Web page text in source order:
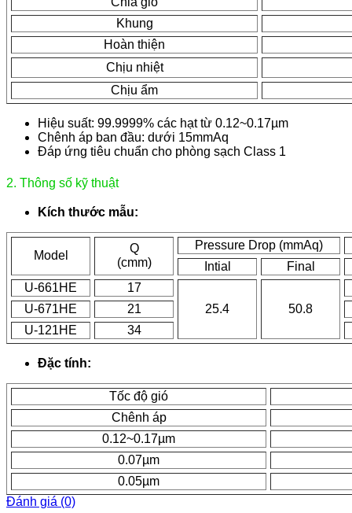
Khung
Hoàn thiện
Chịu nhiệt
Chịu ẩm
Hiệu suất: 99.9999% các hạt từ 0.12~0.17µm
Chênh áp ban đầu: dưới 15mmAq
Đáp ứng tiêu chuẩn cho phòng sạch Class 1
2. Thông số kỹ thuật
Kích thước mẫu:
Model
Q
(cmm)
Pressure Drop (mmAq)
Intial
Final
U-661HE
17
25.4
50.8
U-671HE
21
U-121HE
34
Đặc tính:
Tốc độ gió
Chênh áp
0.12~0.17µm
0.07µm
0.05µm
Đánh giá (0)